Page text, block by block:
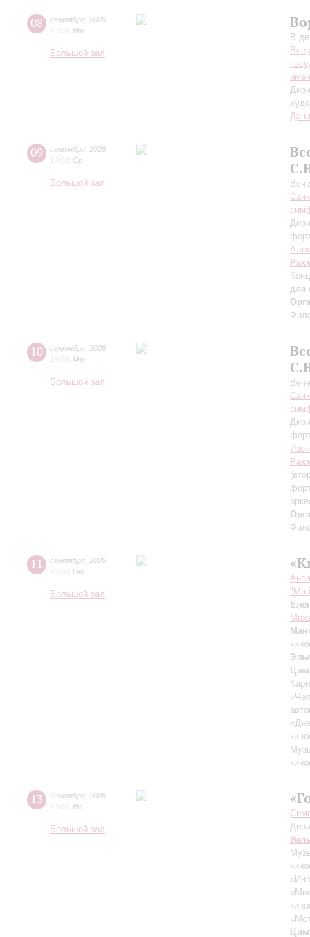
08 сентября 2026
19:00 Вт
Большой зал
В
09 сентября 2026
19:00 Ср
Большой зал
для
10 сентября 2026
19:00 Чт
Большой зал
11 сентября 2026
16:00 Пт
Большой зал
13 сентября 2026
19:00 Вс
Большой зал